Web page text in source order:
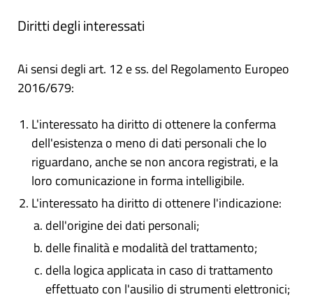
Diritti degli interessati
Ai sensi degli art. 12 e ss. del Regolamento Europeo
2016/679:
L'interessato ha diritto di ottenere la conferma
dell'esistenza o meno di dati personali che lo
riguardano, anche se non ancora registrati, e la
loro comunicazione in forma intelligibile.
L'interessato ha diritto di ottenere l'indicazione:
dell'origine dei dati personali;
delle finalità e modalità del trattamento;
della logica applicata in caso di trattamento
effettuato con l'ausilio di strumenti elettronici;